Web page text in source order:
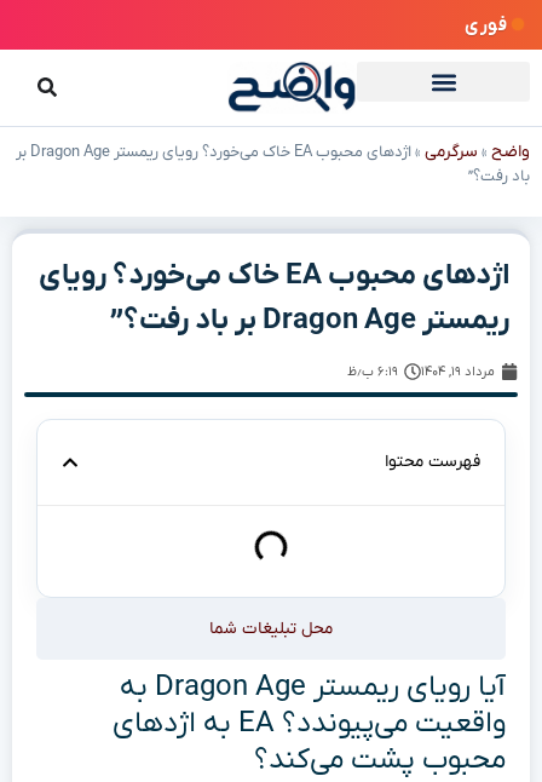
فوری
واضح » سرگرمی »
اژدهای محبوب EA خاک می‌خورد؟ رویای ریمستر Dragon Age بر
باد رفت؟”
اژدهای محبوب EA خاک می‌خورد؟ رویای
ریمستر Dragon Age بر باد رفت؟”
مرداد ۱۹, ۱۴۰۴ ۶:۱۹ ب٫ظ
فهرست محتوا
محل تبلیغات شما
آیا رویای ریمستر Dragon Age به
واقعیت می‌پیوندد؟ EA به اژدهای
محبوب پشت می‌کند؟